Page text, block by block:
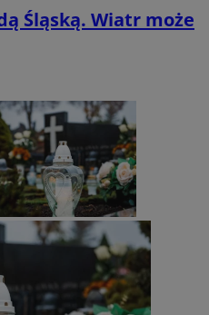
Śląską. Wiatr może